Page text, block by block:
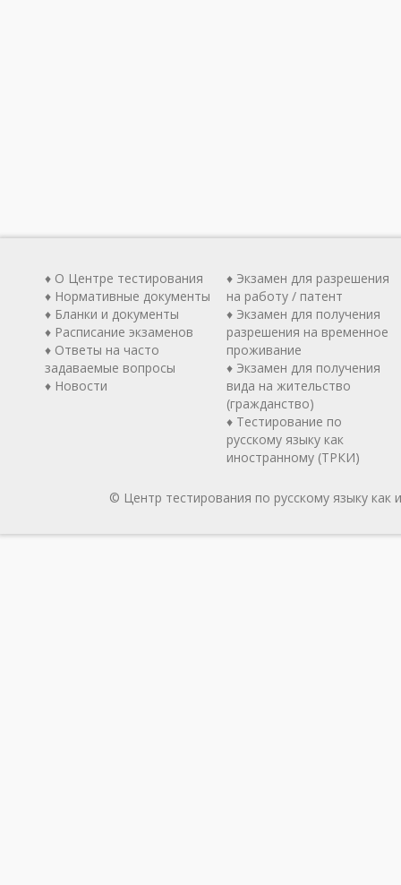
♦ О Центре тестирования
♦ Нормативные документы
♦ Бланки и документы
♦ Расписание экзаменов
♦ Ответы на часто
задаваемые вопросы
♦ Новости
♦ Экзамен для разрешения
на работу / патент
♦ Экзамен для получения
разрешения на временное
проживание
♦ Экзамен для получения
вида на жительство
(гражданство)
♦ Тестирование по
русскому языку как
иностранному (ТРКИ)
© Центр тестирования по русскому языку как